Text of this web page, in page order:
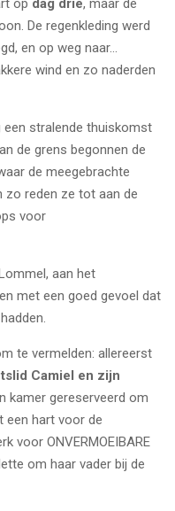
op dag drie, maar de
De regenkleding werd
en op weg naar...
wind en zo naderden
stralende thuiskomst
de grens begonnen de
de meegebrachte
zo reden ze tot aan de
voor
aan het
met een goed gevoel dat
te vermelden: allereerst
Camiel en zijn
kamer gereserveerd om
een hart voor de
voor ONVERMOEIBARE
om haar vader bij de